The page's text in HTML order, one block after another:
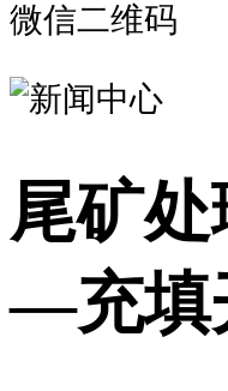
微信二维码
尾矿
—充填